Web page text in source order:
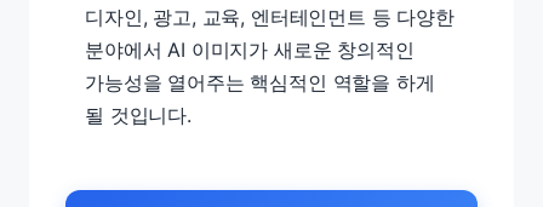
디자인, 광고, 교육, 엔터테인먼트 등 다양한
분야에서 AI 이미지가 새로운 창의적인
가능성을 열어주는 핵심적인 역할을 하게
될 것입니다.